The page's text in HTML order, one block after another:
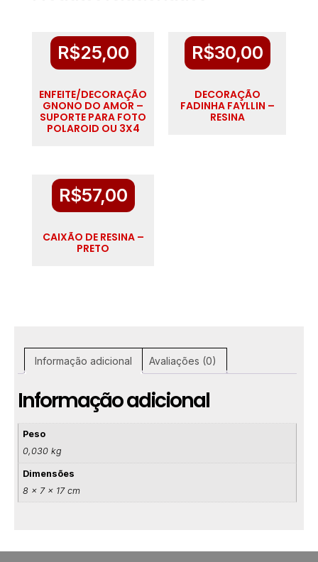
R$25,00
ENFEITE/DECORAÇÃO
GNONO DO AMOR –
SUPORTE PARA FOTO
POLAROID OU 3X4
R$30,00
DECORAÇÃO
FADINHA FAYLLIN –
RESINA
R$57,00
CAIXÃO DE RESINA –
PRETO
Informação adicional Avaliações (0)
Informação adicional
Peso
0,030 kg
Dimensões
8 × 7 × 17 cm